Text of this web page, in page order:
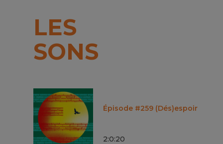
LES
SONS
Épisode #259 (Dés)espoir
2:0:20